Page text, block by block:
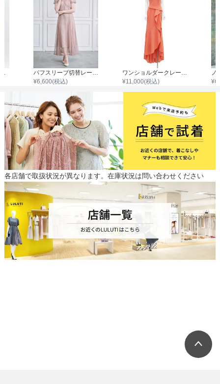
¥6,600(税込)
¥11,000(税込) ¥
各店舗で取扱状況が異なります。在庫状況は問い合わせください